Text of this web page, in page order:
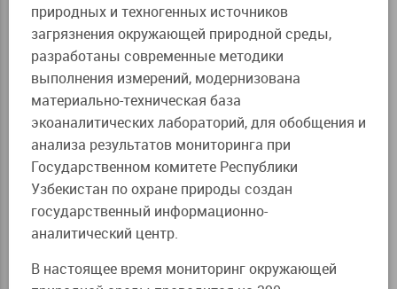
природных и техногенных источников
загрязнения окружающей природной среды,
разработаны современные методики
выполнения измерений, модернизована
материально-техническая база
экоаналитических лабораторий, для обобщения и
анализа результатов мониторинга при
Государственном комитете Республики
Узбекистан по охране природы создан
государственный информационно-
аналитический центр.
В настоящее время мониторинг окружающей